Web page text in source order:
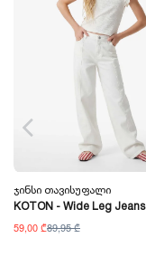
Ჯინსი Თავისუფალი
KOTON - Wide Leg Jeans
59,00 ₾89,95 ₾